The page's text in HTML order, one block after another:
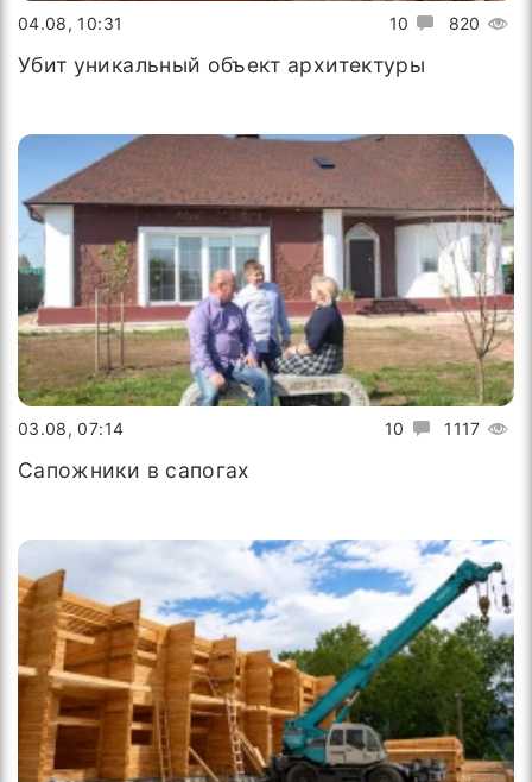
10 820
04.08, 10:31
Убит уникальный объект архитектуры
10 1117
03.08, 07:14
Сапожники в сапогах